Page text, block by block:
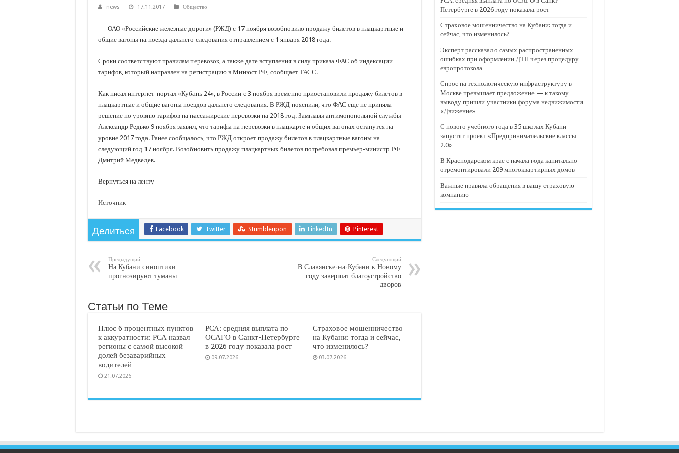
С нового учебного года в 35 школах Кубани запустят проект «Предпринимательские классы 2.0»
Важные правила обращения в вашу страховую компанию
Стартовал прием заявок на 20-й юбилейный молодежный форум «Регион 93»
news 17.11.2017 Общество
ОАО «Российские железные дороги» (РЖД) с 17 ноября возобновило продажу билетов в плацкартные и
общие вагоны на поезда дальнего следования отправлением с 1 января 2018 года.
Сроки соответствуют правилам перевозок, а также дате вступления в силу приказа ФАС об индексации
тарифов, который направлен на регистрацию в Минюст РФ, сообщает ТАСС.
Как писал интернет-портал «Кубань 24», в России с 3 ноября временно приостановили продажу билетов в
плацкартные и общие вагоны поездов дальнего следования. В РЖД пояснили, что ФАС еще не приняла
решение по уровню тарифов на пассажирские перевозки на 2018 год. Замглавы антимонопольной службы
Александр Редько 9 ноября заявил, что тарифы на перевозки в плацкарте и общих вагонах останутся на
уровне 2017 года. Ранее сообщалось, что РЖД откроет продажу билетов в плацкартные вагоны на
следующий год 17 ноября. Возобновить продажу плацкартных билетов потребовал премьер-министр РФ
Дмитрий Медведев.
Вернуться на ленту
Источник
Делиться Facebook Twitter Stumbleupon LinkedIn Pinterest
Предыдущий
На Кубани синоптики
прогнозируют туманы
Следующий
В Славянске-на-Кубани к Новому
году завершат благоустройство
дворов
Статьи по Теме
Плюс 6 процентных пунктов
к аккуратности: РСА назвал
регионы с самой высокой
долей безаварийных
водителей
21.07.2026
РСА: средняя выплата по
ОСАГО в Санкт-Петербурге
в 2026 году показала рост
09.07.2026
Страховое мошенничество
на Кубани: тогда и сейчас,
что изменилось?
03.07.2026
Петербурге в 2026 году показала рост
Страховое мошенничество на Кубани: тогда и
сейчас, что изменилось?
Эксперт рассказал о самых распространенных
ошибках при оформлении ДТП через процедуру
европротокола
Спрос на технологическую инфраструктуру в
Москве превышает предложение — к такому
выводу пришли участники форума недвижимости
«Движение»
С нового учебного года в 35 школах Кубани
запустят проект «Предпринимательские классы
2.0»
В Краснодарском крае с начала года капитально
отремонтировали 209 многоквартирных домов
Важные правила обращения в вашу страховую
компанию